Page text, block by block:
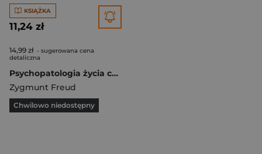
KSIĄŻKA
11,24 zł
14,99 zł - sugerowana cena
detaliczna
Psychopatologia życia codziennego (wydanie pocketowe)
Zygmunt Freud
Chwilowo niedostępny